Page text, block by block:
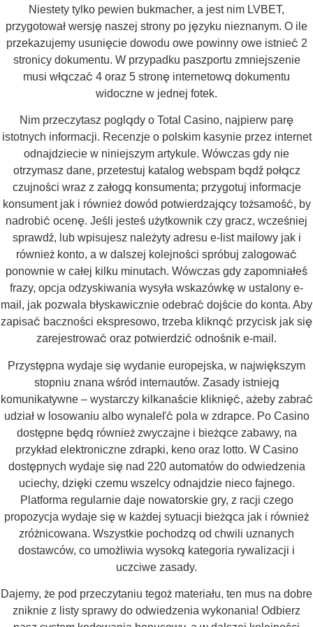
Niestety tylko pewien bukmacher, a jest nim LVBET,
przygotował wersję naszej strony po języku nieznanym. O ile
przekazujemy usunięcie dowodu owe powinny owe istnieć 2
stronicy dokumentu. W przypadku paszportu zmniejszenie
musi włączać 4 oraz 5 stronę internetową dokumentu
widoczne w jednej fotek.
Nim przeczytasz poglądy o Total Casino, najpierw parę
istotnych informacji. Recenzje o polskim kasynie przez internet
odnajdziecie w niniejszym artykule. Wówczas gdy nie
otrzymasz dane, przetestuj katalog webspam bądź połącz
czujności wraz z załogą konsumenta; przygotuj informacje
konsument jak i również dowód potwierdzający tożsamość, by
nadrobić ocenę. Jeśli jesteś użytkownik czy gracz, wcześniej
sprawdź, lub wpisujesz należyty adresu e-list mailowy jak i
również konto, a w dalszej kolejności spróbuj zalogować
ponownie w całej kilku minutach. Wówczas gdy zapomniałeś
frazy, opcja odzyskiwania wysyła wskazówkę w ustalony e-
mail, jak pozwala błyskawicznie odebrać dojście do konta. Aby
zapisać baczności ekspresowo, trzeba kliknąć przycisk jak się
zarejestrować oraz potwierdzić odnośnik e-mail.
Przystępna wydaje się wydanie europejska, w największym
stopniu znana wśród internautów. Zasady istnieją
komunikatywne – wystarczy kilkanaście kliknięć, ażeby zabrać
udział w losowaniu albo wynaleľć pola w zdrapce. Po Casino
dostępne będą również zwyczajne i bieżące zabawy, na
przykład elektroniczne zdrapki, keno oraz lotto. W Casino
dostępnych wydaje się nad 220 automatów do odwiedzenia
uciechy, dzięki czemu wszelcy odnajdzie nieco fajnego.
Platforma regularnie daje nowatorskie gry, z racji czego
propozycja wydaje się w każdej sytuacji bieżąca jak i również
zróżnicowana. Wszystkie pochodzą od chwili uznanych
dostawców, co umożliwia wysoką kategoria rywalizacji i
uczciwe zasady.
Dajemy, że pod przeczytaniu tegoż materiału, ten mus na dobre
zniknie z listy sprawy do odwiedzenia wykonania! Odbierz